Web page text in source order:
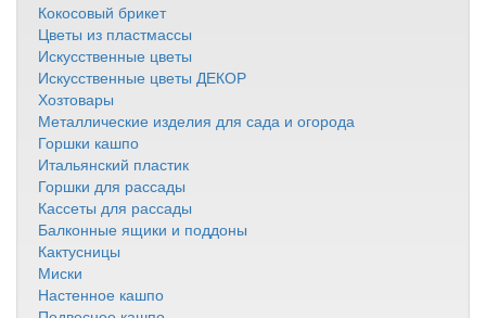
Кокосовый брикет
Цветы из пластмассы
Искусственные цветы
Искусственные цветы ДЕКОР
Хозтовары
Металлические изделия для сада и огорода
Горшки кашпо
Итальянский пластик
Горшки для рассады
Кассеты для рассады
Балконные ящики и поддоны
Кактусницы
Миски
Настенное кашпо